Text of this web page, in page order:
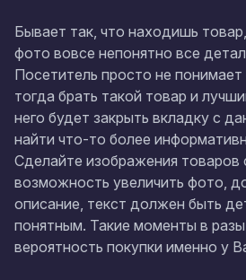
Бывает так, что находишь
фото вовсе непонятно все
Посетитель просто не
тогда брать такой товар и
него будет закрыть вкладку с
найти что-то более
Сделайте изображения товаров
возможность увеличить фото,
описание, текст должен быть
понятным. Такие моменты в
вероятность покупки именно у